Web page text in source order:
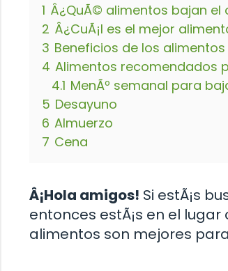
1 Â¿QuÃ© alimentos bajan el
2 Â¿CuÃ¡l es el mejor
3 Beneficios de los
4 Alimentos recomendados
4.1 MenÃº semanal para
5 Desayuno
6 Almuerzo
7 Cena
Â¡Hola amigos! Si estÃ¡s
entonces estÃ¡s en el
alimentos son mejores